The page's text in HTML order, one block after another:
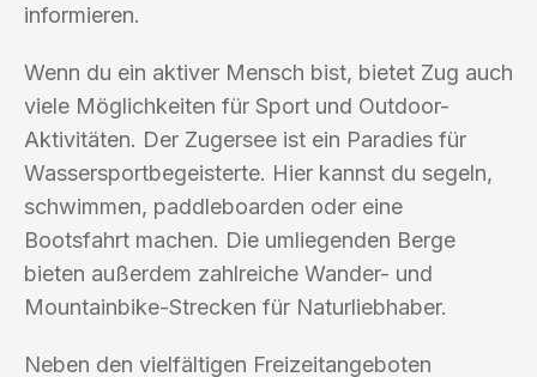
informieren.
Wenn du ein aktiver Mensch bist, bietet Zug auch
viele Möglichkeiten für Sport und Outdoor-
Aktivitäten. Der Zugersee ist ein Paradies für
Wassersportbegeisterte. Hier kannst du segeln,
schwimmen, paddleboarden oder eine
Bootsfahrt machen. Die umliegenden Berge
bieten außerdem zahlreiche Wander- und
Mountainbike-Strecken für Naturliebhaber.
Neben den vielfältigen Freizeitangeboten